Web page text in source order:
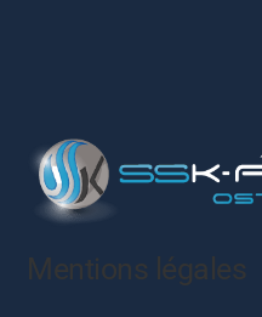
Mentions légales